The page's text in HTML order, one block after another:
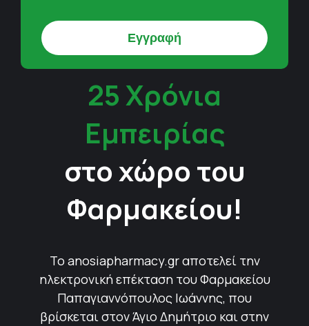
25 Χρόνια
Εμπειρίας
στο χώρο του
Φαρμακείου!
Το anosiapharmacy.gr αποτελεί την
ηλεκτρονική επέκταση του Φαρμακείου
Παπαγιαννόπουλος Ιωάννης, που
βρίσκεται στον Άγιο Δημήτριο και στην